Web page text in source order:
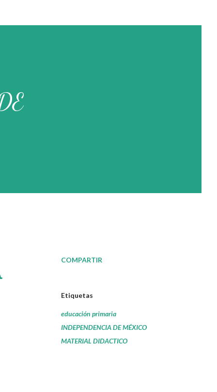
COMPARTIR
Etiquetas
educación primaria
INDEPENDENCIA DE MÉXICO
MATERIAL DIDACTICO